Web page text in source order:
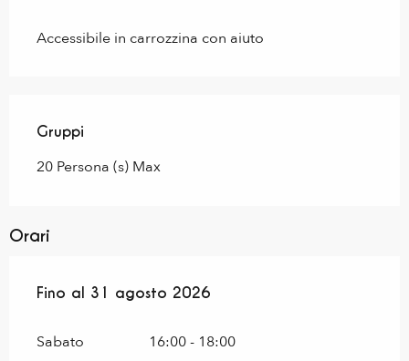
Accessibile in carrozzina con aiuto
Gruppi
Gruppi
20 Persona (s) Max
Orari
Dal1 luglio 2026 al31 agosto 2026
Fino al 31 agosto 2026
Sabato 16:00 - 18:00